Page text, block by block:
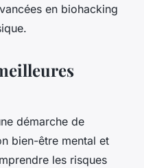
en biohacking
démarche de
bien-être mental et
les risques